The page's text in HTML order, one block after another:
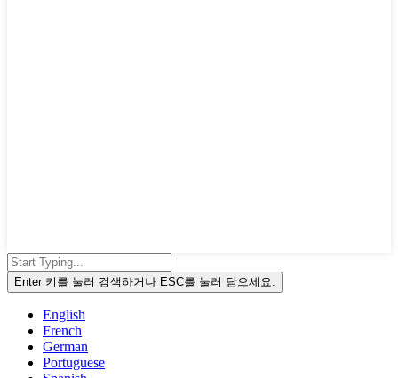
Enter 키를 눌러 검색하거나 ESC를 눌러 닫으세요.
English
French
German
Portuguese